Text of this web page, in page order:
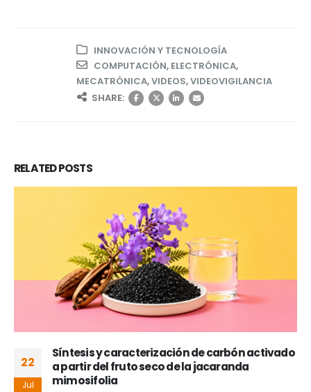
INNOVACIÓN Y TECNOLOGÍA
COMPUTACIÓN, ELECTRÓNICA,
MECATRÓNICA,VIDEOS,VIDEOVIGILANCIA
SHARE:
RELATEDPOSTS
22
Jul
Síntesis y caracterización de carbón activado
a partir del fruto seco de la jacaranda
mimosifolia